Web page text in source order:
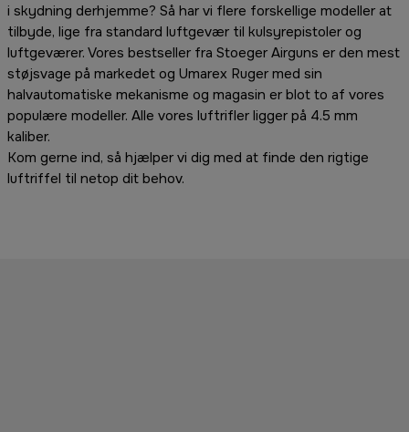
i skydning derhjemme? Så har vi flere forskellige modeller at
tilbyde, lige fra standard luftgevær til kulsyrepistoler og
luftgeværer. Vores bestseller fra Stoeger Airguns er den mest
støjsvage på markedet og Umarex Ruger med sin
halvautomatiske mekanisme og magasin er blot to af vores
populære modeller. Alle vores luftrifler ligger på 4.5 mm
kaliber.
Kom gerne ind, så hjælper vi dig med at finde den rigtige
luftriffel til netop dit behov.